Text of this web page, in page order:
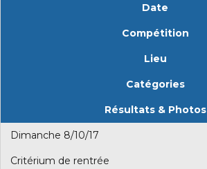
Date
Compétition
Lieu
Catégories
Résultats & Photos
Dimanche 8/10/17
Critérium de rentrée